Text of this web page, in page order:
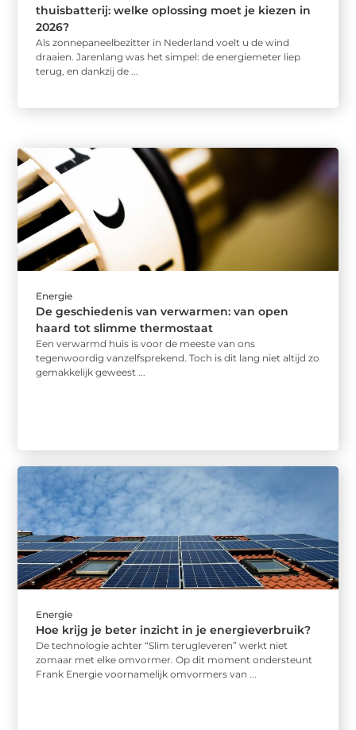
thuisbatterij: welke oplossing moet je kiezen in
2026?
Als zonnepaneelbezitter in Nederland voelt u de wind
draaien. Jarenlang was het simpel: de energiemeter liep
terug, en dankzij de ...
Energie
De geschiedenis van verwarmen: van open
haard tot slimme thermostaat
Een verwarmd huis is voor de meeste van ons
tegenwoordig vanzelfsprekend. Toch is dit lang niet altijd zo
gemakkelijk geweest ...
Energie
Hoe krijg je beter inzicht in je energieverbruik?
De technologie achter “Slim terugleveren” werkt niet
zomaar met elke omvormer. Op dit moment ondersteunt
Frank Energie voornamelijk omvormers van ...